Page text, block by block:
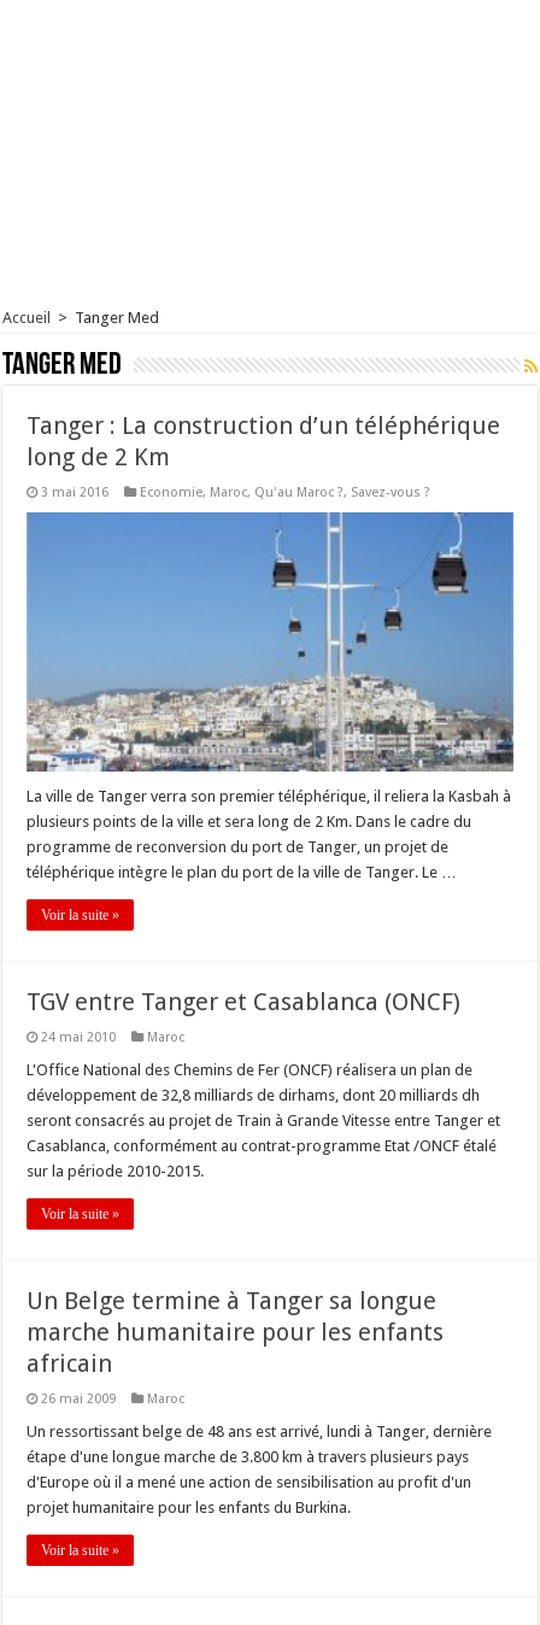
Accueil > Tanger Med
Tanger Med
Tanger : La construction d’un téléphérique
long de 2 Km
3 mai 2016 Economie, Maroc, Qu'au Maroc ?, Savez-vous ?
La ville de Tanger verra son premier téléphérique, il reliera la Kasbah à
plusieurs points de la ville et sera long de 2 Km. Dans le cadre du
programme de reconversion du port de Tanger, un projet de
téléphérique intègre le plan du port de la ville de Tanger. Le …
Voir la suite »
TGV entre Tanger et Casablanca (ONCF)
24 mai 2010 Maroc
L'Office National des Chemins de Fer (ONCF) réalisera un plan de
développement de 32,8 milliards de dirhams, dont 20 milliards dh
seront consacrés au projet de Train à Grande Vitesse entre Tanger et
Casablanca, conformément au contrat-programme Etat /ONCF étalé
sur la période 2010-2015.
Voir la suite »
Un Belge termine à Tanger sa longue
marche humanitaire pour les enfants
africain
26 mai 2009 Maroc
Un ressortissant belge de 48 ans est arrivé, lundi à Tanger, dernière
étape d'une longue marche de 3.800 km à travers plusieurs pays
d'Europe où il a mené une action de sensibilisation au profit d'un
projet humanitaire pour les enfants du Burkina.
Voir la suite »